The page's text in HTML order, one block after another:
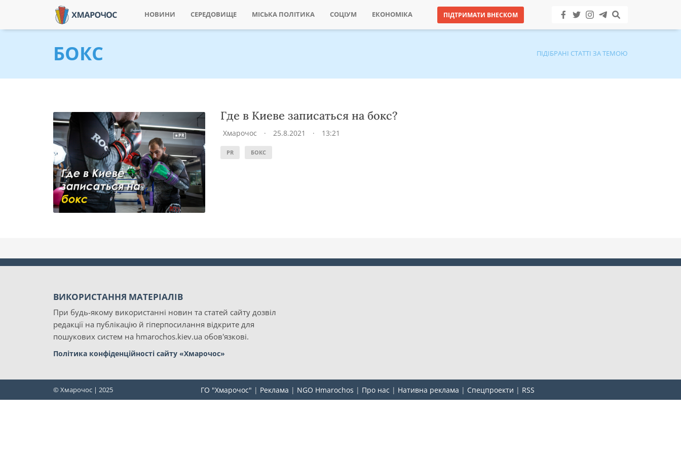
НОВИНИ СЕРЕДОВИЩЕ МІСЬКА ПОЛІТИКА СОЦІУМ ЕКОНОМІКА ПІДТРИМАТИ ВНЕСКОМ
БОКС ПІДІБРАНІ СТАТТІ ЗА ТЕМОЮ
Где в Киеве записаться на бокс?
Хмарочос · 25.8.2021 · 13:21
PR БОКС
ВИКОРИСТАННЯ МАТЕРІАЛІВ
При будь-якому використанні новин та статей сайту дозвіл
редакції на публікацію й гіперпосилання відкрите для
пошукових систем на hmarochos.kiev.ua обов'язкові.
Політика конфіденційності сайту «Хмарочос»
© Хмарочос | 2025 ГО "Хмарочос" | Реклама | NGO Hmarochos | Про нас | Нативна реклама | Спецпроекти | RSS